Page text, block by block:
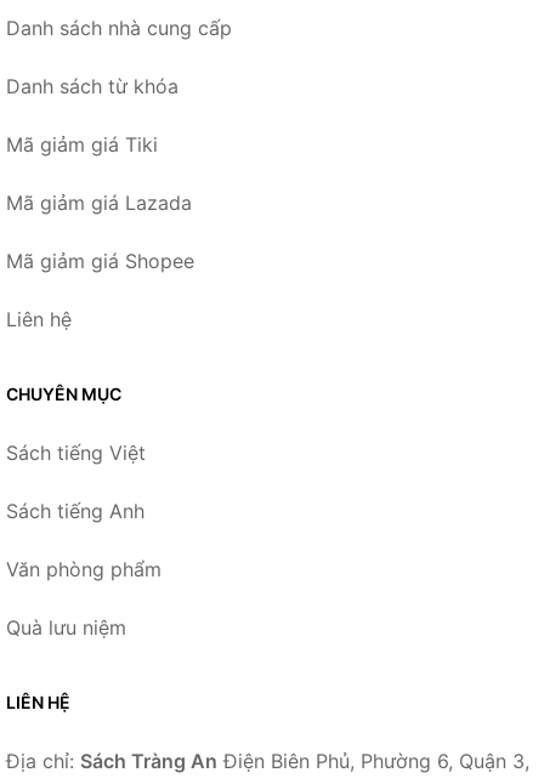
Danh sách nhà cung cấp
Danh sách từ khóa
Mã giảm giá Tiki
Mã giảm giá Lazada
Mã giảm giá Shopee
Liên hệ
CHUYÊN MỤC
Sách tiếng Việt
Sách tiếng Anh
Văn phòng phẩm
Quà lưu niệm
LIÊN HỆ
Địa chỉ: Sách Tràng An Điện Biên Phủ, Phường 6, Quận 3,